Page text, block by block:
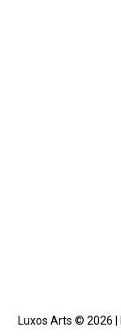
Luxos Arts © 2026 |